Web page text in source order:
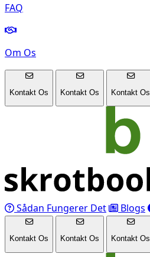
FAQ
Om Os
Kontakt Os Kontakt Os Kontakt Os
Sådan Fungerer Det Blogs
Kontakt Os Kontakt Os Kontakt Os